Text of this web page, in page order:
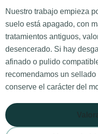
Nuestro trabajo empieza
suelo está apagado, con
tratamientos antiguos,
desencerado. Si hay
afinado o pulido
recomendamos un
conserve el carácter del